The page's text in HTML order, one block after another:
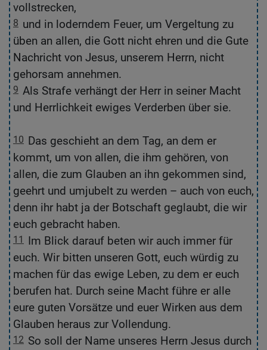
vollstrecken,
8 und in loderndem Feuer, um Vergeltung zu
üben an allen, die Gott nicht ehren und die Gute
Nachricht von Jesus, unserem Herrn, nicht
gehorsam annehmen.
9 Als Strafe verhängt der Herr in seiner Macht
und Herrlichkeit ewiges Verderben über sie.
10 Das geschieht an dem Tag, an dem er
kommt, um von allen, die ihm gehören, von
allen, die zum Glauben an ihn gekommen sind,
geehrt und umjubelt zu werden – auch von euch,
denn ihr habt ja der Botschaft geglaubt, die wir
euch gebracht haben.
11
Im Blick darauf beten wir auch immer für
euch. Wir bitten unseren Gott, euch würdig zu
machen für das ewige Leben, zu dem er euch
berufen hat. Durch seine Macht führe er alle
eure guten Vorsätze und euer Wirken aus dem
Glauben heraus zur Vollendung.
12 So soll der Name unseres Herrn Jesus durch
8
9
10
11
12